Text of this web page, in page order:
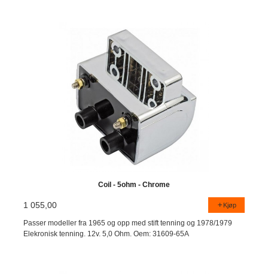
Coil - 5ohm - Chrome
1 055,00 Kjøp
Passer modeller fra 1965 og opp med stift tenning og 1978/1979
Elekronisk tenning. 12v. 5,0 Ohm. Oem: 31609-65A